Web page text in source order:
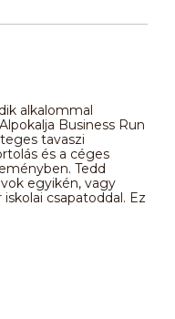
alkalommal
Business Run
tavaszi
és a céges
Tedd
egyikén, vagy
csapatoddal. Ez